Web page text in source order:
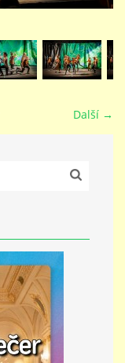
Další →